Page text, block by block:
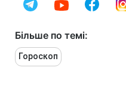
Більше по темі:
Гороскоп